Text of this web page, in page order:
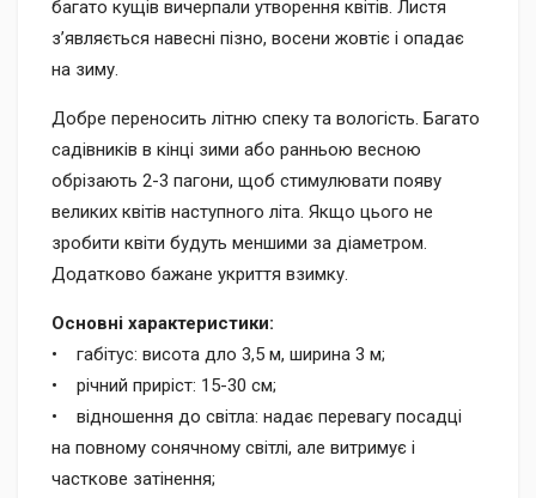
багато кущів вичерпали утворення квітів. Листя
з’являється навесні пізно, восени жовтіє і опадає
на зиму.
Добре переносить літню спеку та вологість. Багато
садівників в кінці зими або ранньою весною
обрізають 2-3 пагони, щоб стимулювати появу
великих квітів наступного літа. Якщо цього не
зробити квіти будуть меншими за діаметром.
Додатково бажане укриття взимку.
Основні характеристики:
• габітус: висота дло 3,5 м, ширина 3 м;
• річний приріст: 15-30 см;
• відношення до світла: надає перевагу посадці
на повному сонячному світлі, але витримує і
часткове затінення;